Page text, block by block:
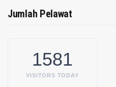
Jumlah Pelawat
1581
VISITORS TODAY